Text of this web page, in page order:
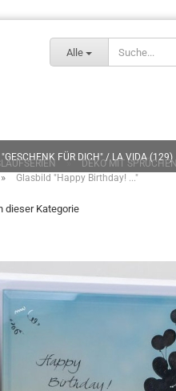
Alle
"GESCHENK FÜR DICH" / LA VIDA (129)
» DEKO MIT SPRÜCHEN
» Glasbild "Happy Birthday! ..."
dieser Kategorie